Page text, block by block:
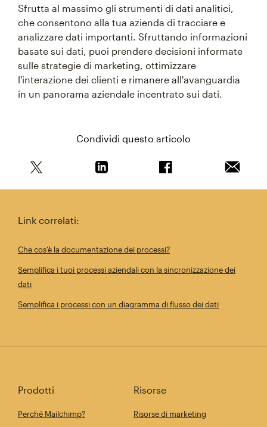
Sfrutta al massimo gli strumenti di dati analitici,
che consentono alla tua azienda di tracciare e
analizzare dati importanti. Sfruttando informazioni
basate sui dati, puoi prendere decisioni informate
sulle strategie di marketing, ottimizzare
l'interazione dei clienti e rimanere all'avanguardia
in un panorama aziendale incentrato sui dati.
Condividi questo articolo
Link correlati:
Che cos’è la documentazione dei processi?
Semplifica i tuoi processi aziendali con la sincronizzazione dei
dati
Semplifica i processi con un diagramma di flusso dei dati
Prodotti
Perché Mailchimp?
Risorse
Risorse di marketing